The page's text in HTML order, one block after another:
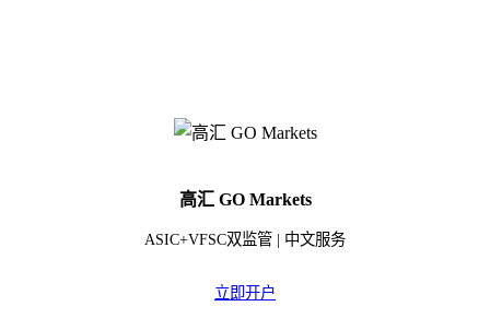
高汇 GO Markets
ASIC+VFSC双监管 | 中文服务
立即开户